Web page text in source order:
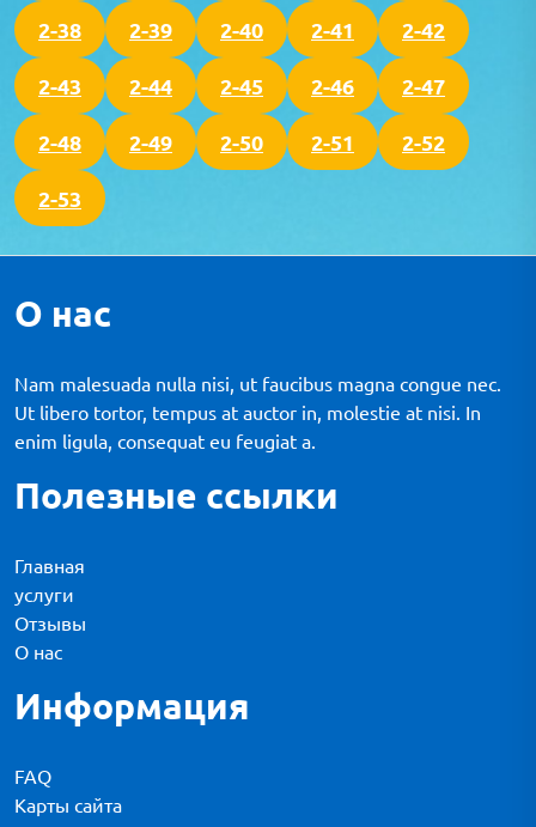
2-38 2-39 2-40 2-41 2-42
2-43 2-44 2-45 2-46 2-47
2-48 2-49 2-50 2-51 2-52
2-53
О нас
Nam malesuada nulla nisi, ut faucibus magna congue nec.
Ut libero tortor, tempus at auctor in, molestie at nisi. In
enim ligula, consequat eu feugiat a.
Полезные ссылки
Главная
услуги
Отзывы
О нас
Информация
FAQ
Карты сайта